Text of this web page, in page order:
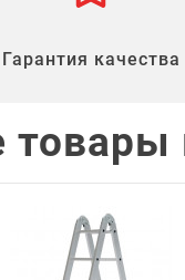
Гарантия качества
товары